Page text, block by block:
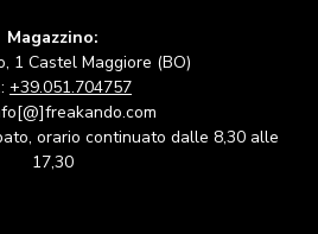
Magazzino:
1 Castel Maggiore (BO)
+39.051.704757
orario continuato dalle 8,30 alle
17,30